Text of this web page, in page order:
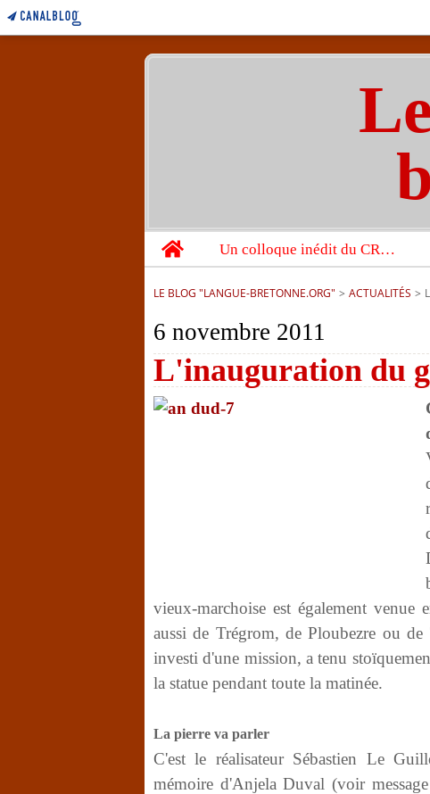
Home
Un colloque inédit du CRBC sur les victimes de l’année 1944
LE BLOG "LANGUE-BRETONNE.ORG" > ACTUALITÉS >
6 novembre 2011
L'inauguration du
vieux-marchoise est également venue
aussi de Trégrom, de Ploubezre ou
investi d'une mission, a tenu
la statue pendant toute la matinée.
La pierre va parler
C'est le réalisateur Sébastien Le
mémoire d'Anjela Duval (voir